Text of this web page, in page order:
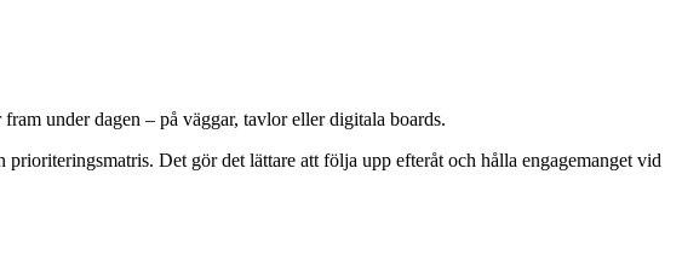
under dagen – på väggar, tavlor eller digitala boards.
Det gör det lättare att följa upp efteråt och hålla engagemanget vid